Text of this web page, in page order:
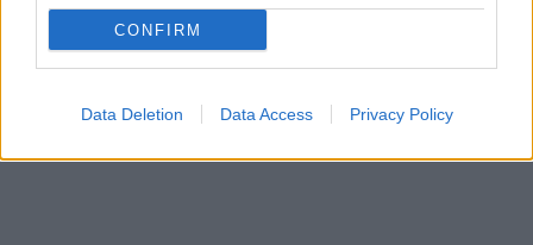
CONFIRM
Data Deletion Data Access Privacy Policy